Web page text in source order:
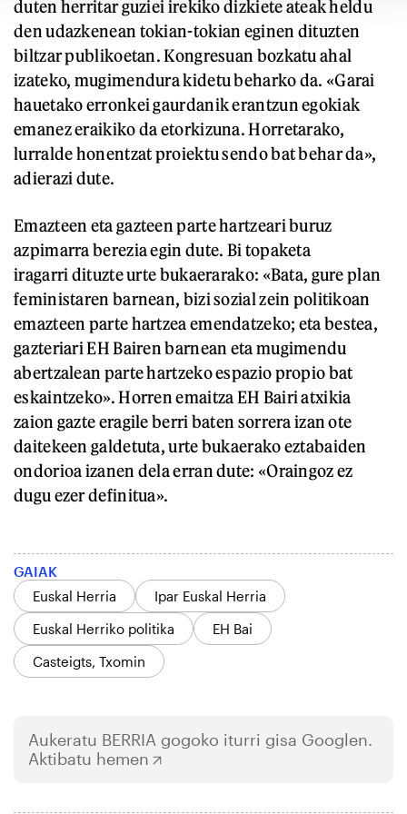
duten herritar guziei irekiko dizkiete ateak heldu
den udazkenean tokian-tokian eginen dituzten
biltzar publikoetan. Kongresuan bozkatu ahal
izateko, mugimendura kidetu beharko da. «Garai
hauetako erronkei gaurdanik erantzun egokiak
emanez eraikiko da etorkizuna. Horretarako,
lurralde honentzat proiektu sendo bat behar da»,
adierazi dute.
Emazteen eta gazteen parte hartzeari buruz
azpimarra berezia egin dute. Bi topaketa
iragarri dituzte urte bukaerarako: «Bata, gure plan
feministaren barnean, bizi sozial zein politikoan
emazteen parte hartzea emendatzeko; eta bestea,
gazteriari EH Bairen barnean eta mugimendu
abertzalean parte hartzeko espazio propio bat
eskaintzeko». Horren emaitza EH Bairi atxikia
zaion gazte eragile berri baten sorrera izan ote
daitekeen galdetuta, urte bukaerako eztabaiden
ondorioa izanen dela erran dute: «Oraingoz ez
dugu ezer definitua».
GAIAK
Euskal Herria
Ipar Euskal Herria
Euskal Herriko politika
EH Bai
Casteigts, Txomin
Aukeratu BERRIA gogoko iturri gisa Googlen.
Aktibatu hemen